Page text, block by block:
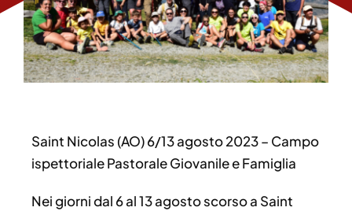
Saint Nicolas (AO) 6/13 agosto 2023 – Campo
ispettoriale Pastorale Giovanile e Famiglia
Nei giorni dal 6 al 13 agosto scorso a Saint